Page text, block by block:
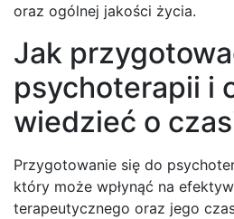
oraz ogólnej jakości życia.
Jak
psychoterapii i
wiedzieć o
Przygotowanie się do
który może wpłynąć na
terapeutycznego oraz jego